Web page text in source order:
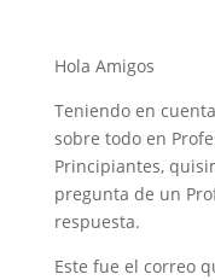
Hola Amigos
Teniendo en
sobre todo en
Principiantes,
pregunta de un
respuesta.
Este fue el correo